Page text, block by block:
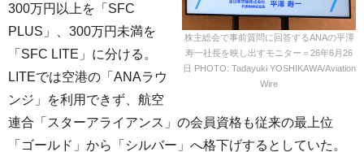
株主総会で事前質問に回答するANAの平澤
寿一社長を映し出すモニター＝26年6月26
日 PHOTO: Tadayuki YOSHIKAWA/Aviation
Wire
300万円以上を「SFC
PLUS」、300万円未満を
「SFC LITE」に分ける。
LITEでは空港の「ANAラウ
ンジ」を利用できず、航空
連合「スターアライアンス」の会員資格も従来の最上位
「ゴールド」から「シルバー」へ格下げするとしていた。